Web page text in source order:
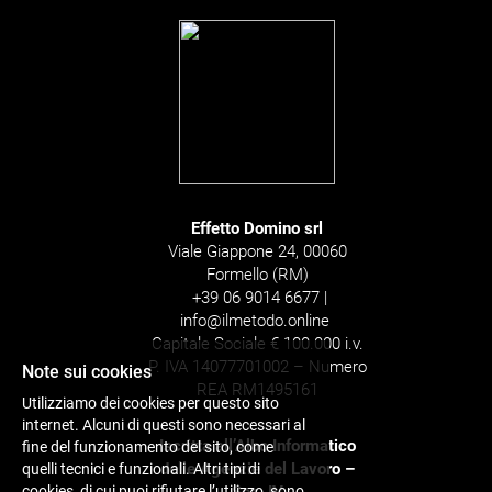
Effetto Domino srl
Viale Giappone 24, 00060
Formello (RM)
+39 06 9014 6677 |
info@ilmetodo.online
Capitale Sociale € 100.000 i.v.
P. IVA 14077701002 – Numero
REA RM1495161
Iscritta all’Albo Informatico
delle Agenzie del Lavoro –
Note sui cookies
Utilizziamo dei cookies per questo sito
internet. Alcuni di questi sono necessari al
fine del funzionamento del sito, come
quelli tecnici e funzionali. Altri tipi di